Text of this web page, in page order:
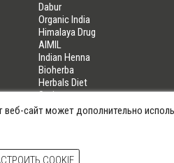
Dabur
Organic India
Himalaya Drug
AIMIL
Indian Henna
Bioherba
Herbals Diet
Soria
LIFELINES
All rights reserved | HERBALS.LV |
сайт может дополнительно
COOKIE